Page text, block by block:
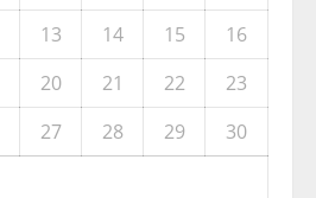
13 14 15
16
20 21 22
23
27 28 29
30